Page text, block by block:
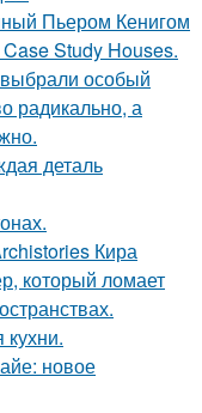
Пьером Кенигом
Study Houses.
особый
радикально, а
деталь
Кира
который ломает
новое